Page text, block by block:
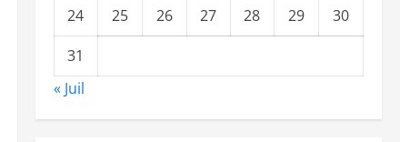
24
25 26 27 28 29
30
31
« Juil